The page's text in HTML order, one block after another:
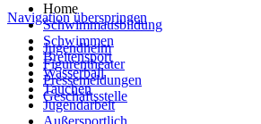
Home
Schwimmausbildung
Schwimmen
Breitensport
Wasserball
Tauchen
Jugendarbeit
Außersportlich
Navigation überspringen
Jugendheim
Figurentheater
Pressemeldungen
Geschäftsstelle